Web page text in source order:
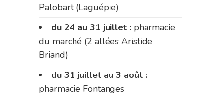
Palobart (Laguépie)
du 24 au 31 juillet : pharmacie
du marché (2 allées Aristide
Briand)
du 31 juillet au 3 août :
pharmacie Fontanges